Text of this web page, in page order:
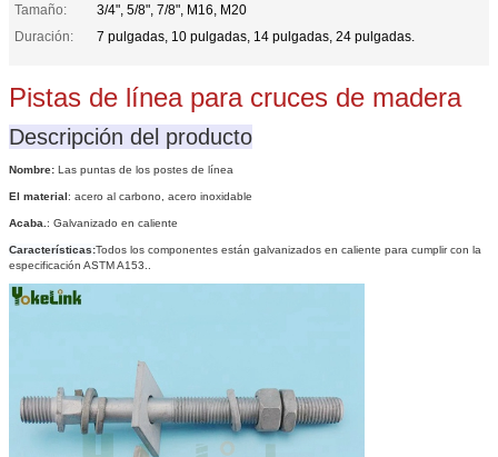
Tamaño:
3/4", 5/8", 7/8", M16, M20
Duración:
7 pulgadas, 10 pulgadas, 14 pulgadas, 24 pulgadas.
Pistas de línea para cruces de madera
Descripción del producto
Nombre: Las puntas de los postes de línea
El material: acero al carbono, acero inoxidable
Acaba. : Galvanizado en caliente
Características:Todos los componentes están galvanizados en caliente para cumplir con la
especificación ASTM A153..